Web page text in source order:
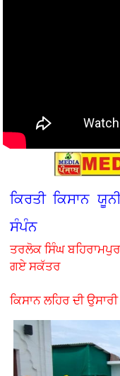
ਕਿਰਤੀ ਕਿਸਾਨ
ਸੰਪੰਨ
ਤਰਲੋਕ ਸਿੰਘ
ਗਏ ਸਕੱਤਰ
ਕਿਸਾਨ ਲਹਿਰ ਦੀ